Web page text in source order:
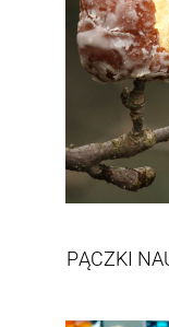
PĄCZKI